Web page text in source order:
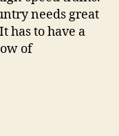
needs great
has to have a
of